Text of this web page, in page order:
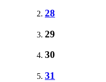
28
29
30
31